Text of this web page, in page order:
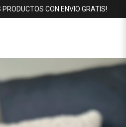
CON ENVIO GRATIS!